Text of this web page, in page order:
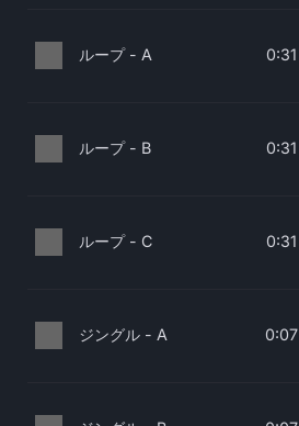
ループ - A 0:31
ループ - B 0:31
ループ - C 0:31
ジングル - A 0:07